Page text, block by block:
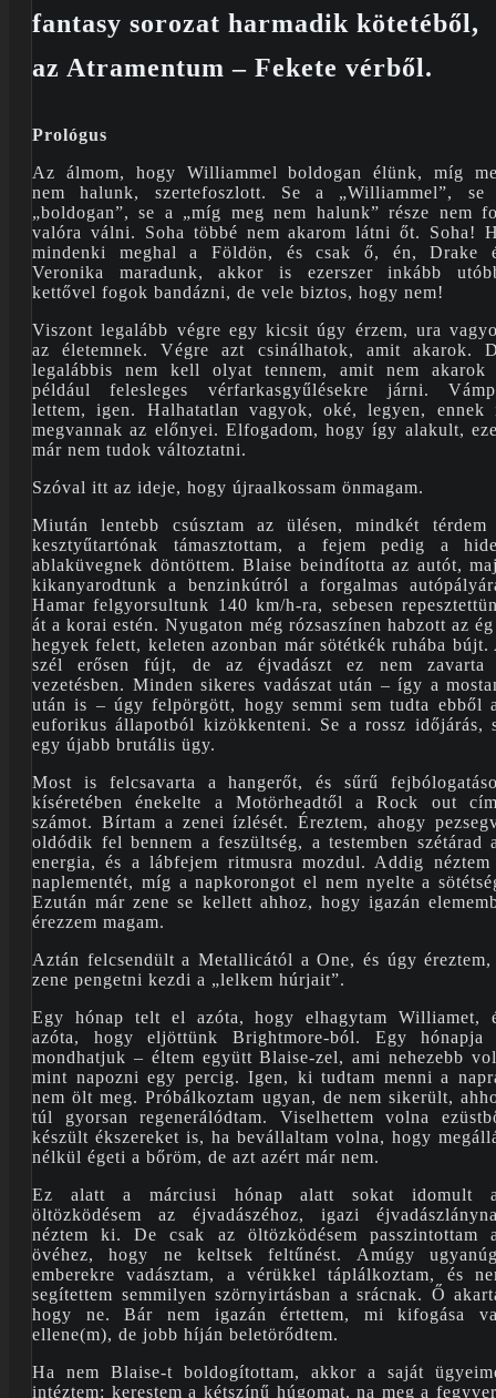
fantasy sorozat harmadik kötetéből,
az Atramentum – Fekete vérből.
Prológus
Az álmom, hogy Williammel boldogan élünk, míg
nem halunk, szertefoszlott. Se a „Williammel”, se
„boldogan”, se a „míg meg nem halunk” része nem
valóra válni. Soha többé nem akarom látni őt. Soha!
mindenki meghal a Földön, és csak ő, én, Drake
Veronika maradunk, akkor is ezerszer inkább
kettővel fogok bandázni, de vele biztos, hogy nem!
Viszont legalább végre egy kicsit úgy érzem, ura
az életemnek. Végre azt csinálhatok, amit akarok.
legalábbis nem kell olyat tennem, amit nem akarok
például felesleges vérfarkasgyűlésekre járni.
lettem, igen. Halhatatlan vagyok, oké, legyen, ennek
megvannak az előnyei. Elfogadom, hogy így alakult,
már nem tudok változtatni.
Szóval itt az ideje, hogy újraalkossam önmagam.
Miután lentebb csúsztam az ülésen, mindkét térdem
kesztyűtartónak támasztottam, a fejem pedig a
ablaküvegnek döntöttem. Blaise beindította az autót,
kikanyarodtunk a benzinkútról a forgalmas
Hamar felgyorsultunk 140 km/h-ra, sebesen
át a korai estén. Nyugaton még rózsaszínen habzott az
hegyek felett, keleten azonban már sötétkék ruhába bújt.
szél erősen fújt, de az éjvadászt ez nem zavarta
vezetésben. Minden sikeres vadászat után – így a
után is – úgy felpörgött, hogy semmi sem tudta ebből
euforikus állapotból kizökkenteni. Se a rossz időjárás,
egy újabb brutális ügy.
Most is felcsavarta a hangerőt, és sűrű
kíséretében énekelte a Motörheadtől a Rock out
számot. Bírtam a zenei ízlését. Éreztem, ahogy
oldódik fel bennem a feszültség, a testemben szétárad
energia, és a lábfejem ritmusra mozdul. Addig néztem
naplementét, míg a napkorongot el nem nyelte a
Ezután már zene se kellett ahhoz, hogy igazán
érezzem magam.
Aztán felcsendült a Metallicától a One, és úgy éreztem,
zene pengetni kezdi a „lelkem húrjait”.
Egy hónap telt el azóta, hogy elhagytam Williamet,
azóta, hogy eljöttünk Brightmore-ból. Egy hónapja
mondhatjuk – éltem együtt Blaise-zel, ami nehezebb
mint napozni egy percig. Igen, ki tudtam menni a
nem ölt meg. Próbálkoztam ugyan, de nem sikerült,
túl gyorsan regenerálódtam. Viselhettem volna
készült ékszereket is, ha bevállaltam volna, hogy
nélkül égeti a bőröm, de azt azért már nem.
Ez alatt a márciusi hónap alatt sokat idomult
öltözködésem az éjvadászéhoz, igazi
néztem ki. De csak az öltözködésem passzintottam
övéhez, hogy ne keltsek feltűnést. Amúgy
emberekre vadásztam, a vérükkel táplálkoztam, és
segítettem semmilyen szörnyirtásban a srácnak. Ő
hogy ne. Bár nem igazán értettem, mi kifogása
ellene(m), de jobb híján beletörődtem.
Ha nem Blaise-t boldogítottam, akkor a saját
intéztem: kerestem a kétszínű húgomat, na meg a